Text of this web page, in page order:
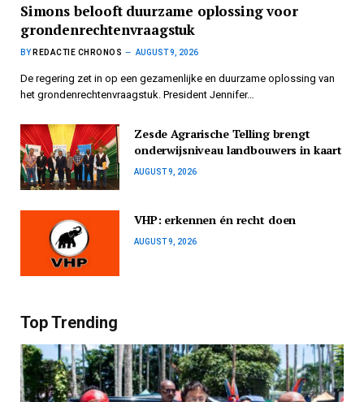
Simons belooft duurzame oplossing voor
grondenrechtenvraagstuk
BY REDACTIE CHRONOS AUGUST 9, 2026
De regering zet in op een gezamenlijke en duurzame oplossing van
het grondenrechtenvraagstuk. President Jennifer…
Zesde Agrarische Telling brengt
onderwijsniveau landbouwers in kaart
AUGUST 9, 2026
VHP: erkennen én recht doen
AUGUST 9, 2026
Top Trending